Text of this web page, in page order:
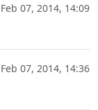
Feb 07, 2014, 14:09
Feb 07, 2014, 14:36